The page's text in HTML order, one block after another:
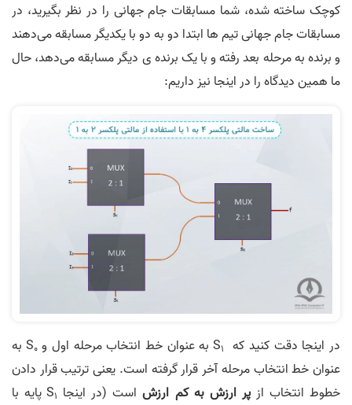
کوچک ساخته شده، شما مسابقات جام جهانی را در نظر بگیرید، در
مسابقات جام جهانی تیم ها ابتدا دو به دو با یکدیگر مسابقه می‌دهند
و برنده به مرحله بعد رفته و با یک برنده ی دیگر مسابقه می‌دهد، حال
ما همین دیدگاه را در اینجا نیز داریم:
در اینجا دقت کنید که S 1 به عنوان خط انتخاب مرحله اول و S0
به
عنوان خط انتخاب مرحله آخر قرار گرفته است. یعنی ترتیب قرار دادن
خطوط انتخاب ازپر ارزش به کم ارزشاست (در اینجا S 1
پایه با